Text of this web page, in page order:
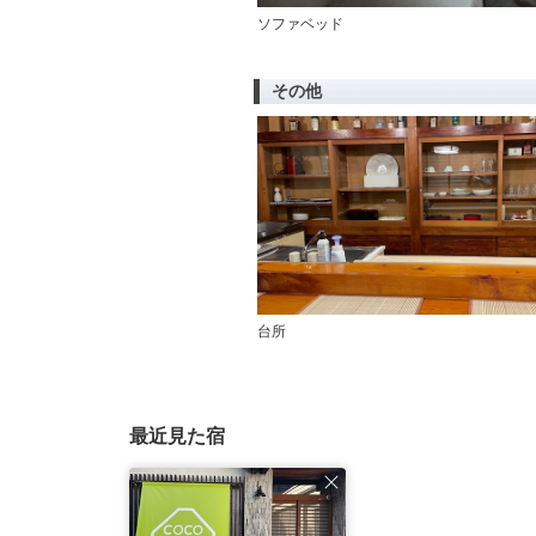
ソファベッド
その他
台所
最近見た宿